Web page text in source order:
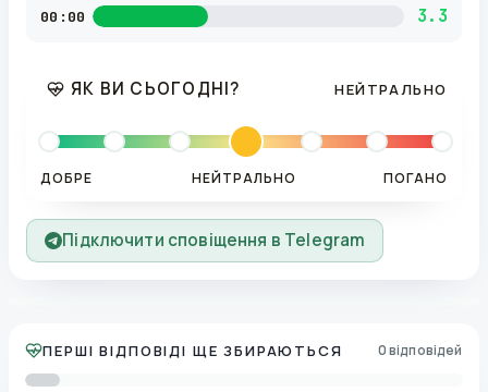
00:00 3.3
ЯК ВИ СЬОГОДНІ? НЕЙТРАЛЬНО
ДОБРЕ НЕЙТРАЛЬНО ПОГАНО
Підключити сповіщення в Telegram
ПЕРШІ ВІДПОВІДІ ЩЕ ЗБИРАЮТЬСЯ 0 відповідей